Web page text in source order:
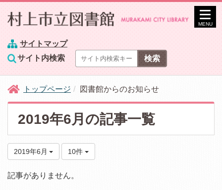
サイトマップ
サイト内検索
MENU
トップページ 図書館からのお知らせ
2019年6月の記事一覧
2019年6月 10件
記事がありません。